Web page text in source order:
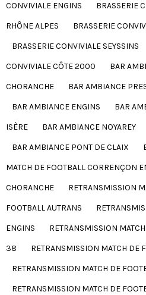
CONVIVIALE ENGINS
BRASSERIE
RHÔNE ALPES
BRASSERIE
BRASSERIE CONVIVIALE SEYSSINS
CONVIVIALE CÔTE 2000
BAR
CHORANCHE
BAR AMBIANCE
BAR AMBIANCE ENGINS
BAR
ISÈRE
BAR AMBIANCE NOYAREY
BAR AMBIANCE PONT DE CLAIX
MATCH DE FOOTBALL CORRENÇON
CHORANCHE
RETRANSMISSION
FOOTBALL AUTRANS
ENGINS
RETRANSMISSION
38
RETRANSMISSION MATCH DE
RETRANSMISSION MATCH DE
RETRANSMISSION MATCH DE